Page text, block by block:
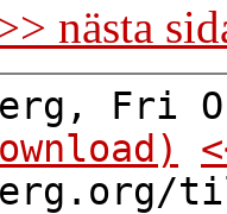
nästa
Fri